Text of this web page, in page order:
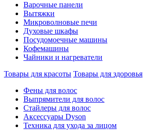
Варочные панели
Вытяжки
Микроволновые печи
Духовые шкафы
Посудомоечные машины
Кофемашины
Чайники и нагреватели
Товары для красоты Товары для здоровья
Фены для волос
Выпрямители для волос
Стайлеры для волос
Аксессуары Dyson
Техника для ухода за лицом